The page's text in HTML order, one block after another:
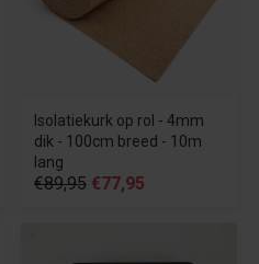
Isolatiekurk op rol - 4mm
dik - 100cm breed - 10m
lang
€89,95 €77,95